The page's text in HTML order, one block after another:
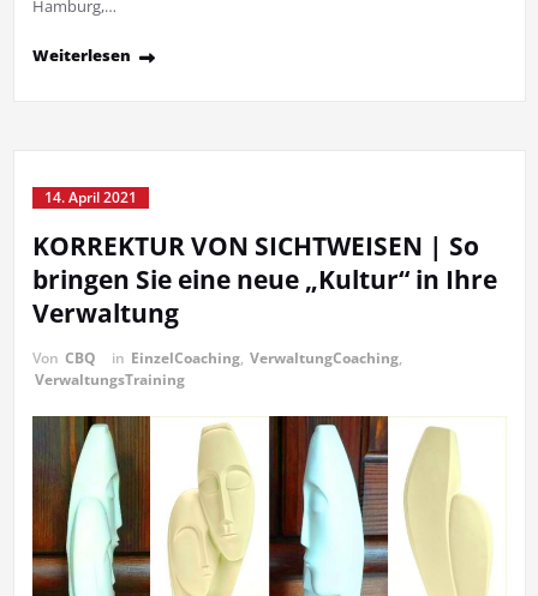
Hamburg,…
Weiterlesen
14. April 2021
KORREKTUR VON SICHTWEISEN | So
bringen Sie eine neue „Kultur“ in Ihre
Verwaltung
Von CBQ in EinzelCoaching, VerwaltungCoaching,
VerwaltungsTraining